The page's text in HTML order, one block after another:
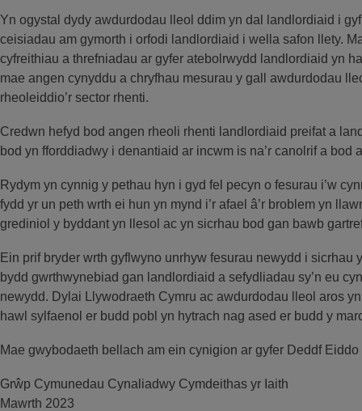
Yn ogystal dydy awdurdodau lleol ddim yn dal landlordiaid i
ceisiadau am gymorth i orfodi landlordiaid i wella safon llety.
cyfreithiau a threfniadau ar gyfer atebolrwydd landlordiaid yn
mae angen cynyddu a chryfhau mesurau y gall awdurdodau
rheoleiddio’r sector rhenti.
Credwn hefyd bod angen rheoli rhenti landlordiaid preifat a
bod yn fforddiadwy i denantiaid ar incwm is na’r canolrif a bod
Rydym yn cynnig y pethau hyn i gyd fel pecyn o fesurau i’w
fydd yr un peth wrth ei hun yn mynd i’r afael â’r broblem yn
grediniol y byddant yn llesol ac yn sicrhau bod gan bawb
Ein prif bryder wrth gyflwyno unrhyw fesurau newydd i sicrhau
bydd gwrthwynebiad gan landlordiaid a sefydliadau sy’n eu
newydd. Dylai Llywodraeth Cymru ac awdurdodau lleol aros
hawl sylfaenol er budd pobl yn hytrach nag ased er budd y
Mae gwybodaeth bellach am ein cynigion ar gyfer Deddf Eiddo
Grŵp Cymunedau Cynaliadwy Cymdeithas yr Iaith
Mawrth 2023